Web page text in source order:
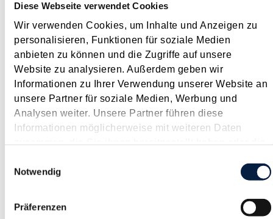
Diese Webseite verwendet Cookies
Wir verwenden Cookies, um Inhalte und Anzeigen zu
personalisieren, Funktionen für soziale Medien
anbieten zu können und die Zugriffe auf unsere
Website zu analysieren. Außerdem geben wir
Informationen zu Ihrer Verwendung unserer Website an
unsere Partner für soziale Medien, Werbung und
Analysen weiter. Unsere Partner führen diese
Informationen möglicherweise mit weiteren Daten
zusammen, die Sie ihnen bereitgestellt haben oder die
haben.
Notwendig
Präferenzen
2022 ist rund 180 Seiten stark und umfasst sehr allgemein
gehaltene Themenbereiche wie z.B. "Staat und Europa",
"Zukunft und Gesellschaft" oder auch "Standort und
Nachhaltigkeit". Geplante steuerliche...
Langtext
empfehlen drucken
Umsatzbesteuerung nach vereinnahmten Entgelten
auch für Unternehmensberatungs-GmbH
Normalerweise entsteht die Umsatzsteuerschuld mit Ablauf
des Kalendermonats , in dem die Lieferung oder sonstige
Leistung ausgeführt worden ist ( Sollbesteuerung ). Wenn die